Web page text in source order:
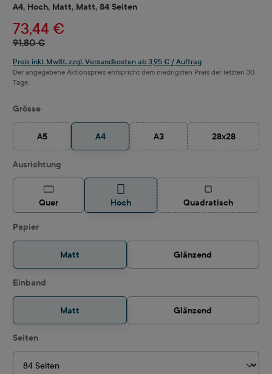
A4, Hoch, Matt, Matt, 84 Seiten
73,44 €
91,80 €
Preis inkl. MwSt. zzgl. Versandkosten ab 3,95 € / Auftrag
Der angegebene Aktionspreis entspricht dem niedrigsten Preis der letzten 30
Tage.
Grösseauswählen
A5
(Diese Option ist zurzeit nicht verfügbar.)
A4 A3
(Diese Option ist zurzeit nicht
28x28
(Diese
Ausrichtungauswählen
Quer Hoch Quadratisch(Diese Option ist
Papierauswählen
Matt Glänzend
Einband
Matt Glänzend
Seitenauswählen